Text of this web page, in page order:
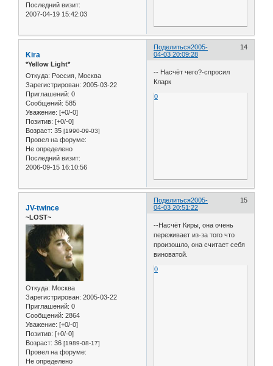
Последний визит:
2007-04-19 15:42:03
Поделиться 14
2005-
04-03 20:09:28
Kira
*Yellow Light*
Откуда: Россия, Москва
Зарегистрирован: 2005-03-22
Приглашений: 0
Сообщений: 585
Уважение: [+0/-0]
Позитив: [+0/-0]
Возраст: 35 [1990-09-03]
Провел на форуме:
Не определено
Последний визит:
2006-09-15 16:10:56
-- Насчёт чего?-спросил
Кларк
0
Поделиться 15
2005-
04-03 20:51:22
JV-twince
~LOST~
Откуда: Москва
Зарегистрирован: 2005-03-22
Приглашений: 0
Сообщений: 2864
Уважение: [+0/-0]
Позитив: [+0/-0]
Возраст: 36 [1989-08-17]
Провел на форуме:
Не определено
--Насчёт Киры, она очень
переживает из-за того что
произошло, она считает себя
виноватой.
0